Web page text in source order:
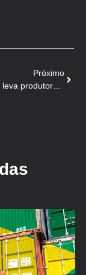
Próximo
Aurora Coop leva produtores destaques da suinocultura a Brasília